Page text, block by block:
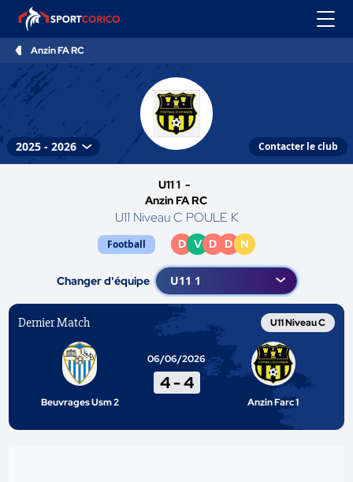
Anzin FA RC
Contacter le club
U11 1 -
Anzin FA RC
U11 Niveau C POULE K
Football D V D D N
Changer d'équipe
Dernier Match U11 Niveau C
Beuvrages Usm 2
06/06/2026
4-4
Anzin Farc 1